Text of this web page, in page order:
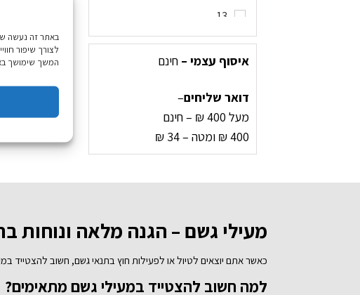
לצורך שיפור
המשך שימושך
13
134
140
146
15-16
164
איסוף עצמי – חינם
דואר שליחים–
מעל 400 ₪ – חינם
400 ₪ ומטה – 34 ₪
למוצר
זה
יש
סוגים.
לבחור
מעילי גשם – הגנה מלאה ונוחות
כאשר אתם יוצאים לטיול או לפעילות חוץ בתנאי גשם, חשוב להצטייד
למה חשוב להצטייד במעילי גשם מתאימים?